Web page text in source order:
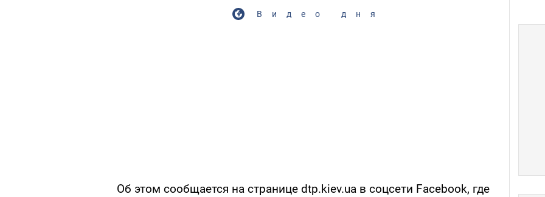
Видео дня
Об этом сообщается на странице dtp.kiev.ua в соцсети Facebook, где